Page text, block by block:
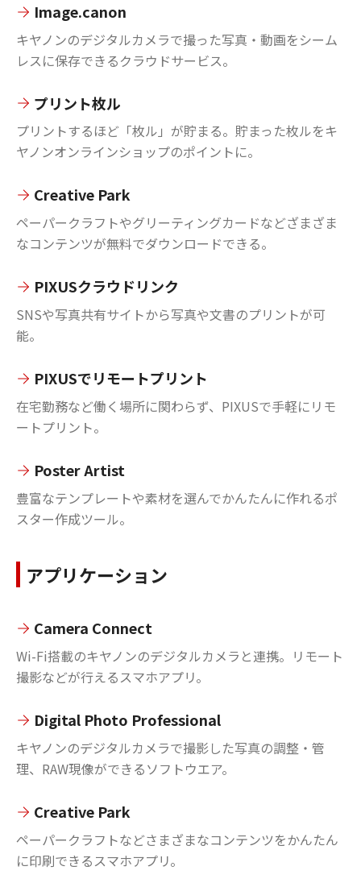
Image.canon
キヤノンのデジタルカメラで撮った写真・動画をシーム
レスに保存できるクラウドサービス。
プリント枚ル
プリントするほど「枚ル」が貯まる。貯まった枚ルをキ
ヤノンオンラインショップのポイントに。
Creative Park
ペーパークラフトやグリーティングカードなどざまざま
なコンテンツが無料でダウンロードできる。
PIXUSクラウドリンク
SNSや写真共有サイトから写真や文書のプリントが可
能。
PIXUSでリモートプリント
在宅勤務など働く場所に関わらず、PIXUSで手軽にリモ
ートプリント。
Poster Artist
豊富なテンプレートや素材を選んでかんたんに作れるポ
スター作成ツール。
アプリケーション
Camera Connect
Wi-Fi搭載のキヤノンのデジタルカメラと連携。リモート
撮影などが行えるスマホアプリ。
Digital Photo Professional
キヤノンのデジタルカメラで撮影した写真の調整・管
理、RAW現像ができるソフトウエア。
Creative Park
ペーパークラフトなどさまざまなコンテンツをかんたん
に印刷できるスマホアプリ。